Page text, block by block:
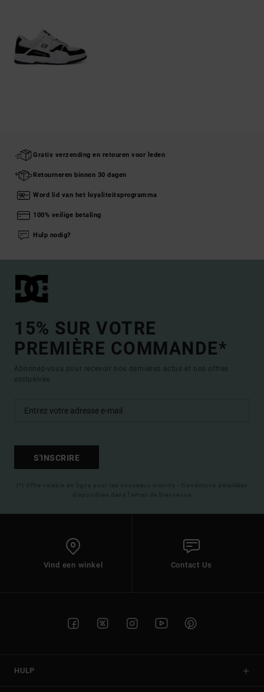
Gratis verzending en retouren voor leden
Retourneren binnen 30 dagen
Word lid van het loyaliteitsprogramma
100% veilige betaling
Hulp nodig?
15% SUR VOTRE
PREMIÈRE COMMANDE*
Abonnez-vous pour recevoir nos dernières actus et nos offres
exclusives.
S'INSCRIRE
(*) Offre valable en ligne pour les nouveaux inscrits - Conditions détaillées
disponibles dans l'email de bienvenue
Vind een winkel Contact Us
HULP